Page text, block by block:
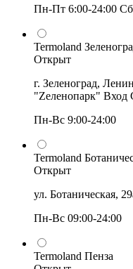
Пн-Пт 6:00-24:00
Termoland
Открыт
г. Зеленоград,
"Zеленопарк" Вход
Пн-Вс 9:00-24:00
Termoland
Открыт
ул. Ботаническая,
Пн-Вс 09:00-24:00
Termoland Пенза